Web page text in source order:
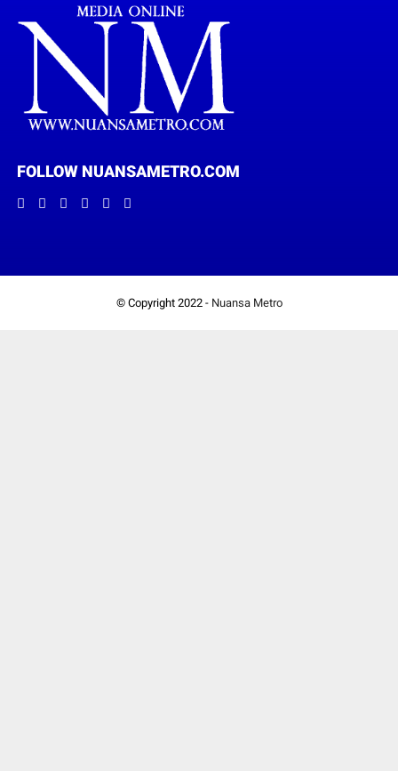
FOLLOW NUANSAMETRO.COM
© Copyright 2022 - Nuansa Metro